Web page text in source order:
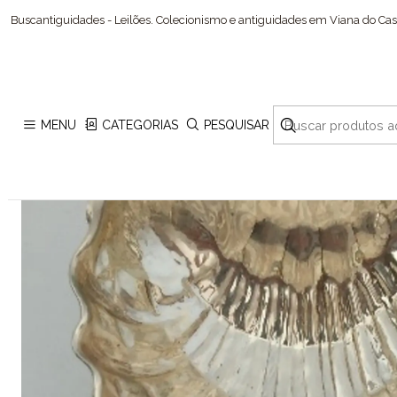
MENU CATEGORIAS PESQUISAR
Buscantiguidades - Leilões. Colecionismo e antiguidades em Viana do